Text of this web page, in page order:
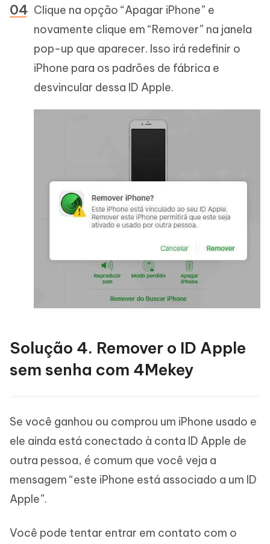
Clique na opção “Apagar iPhone” e
novamente clique em “Remover” na janela
pop-up que aparecer. Isso irá redefinir o
iPhone para os padrões de fábrica e
desvincular dessa ID Apple.
Solução 4. Remover o ID Apple
sem senha com 4Mekey
Se você ganhou ou comprou um iPhone usado e
ele ainda está conectado à conta ID Apple de
outra pessoa, é comum que você veja a
mensagem “este iPhone está associado a um ID
Apple”.
Você pode tentar entrar em contato com o